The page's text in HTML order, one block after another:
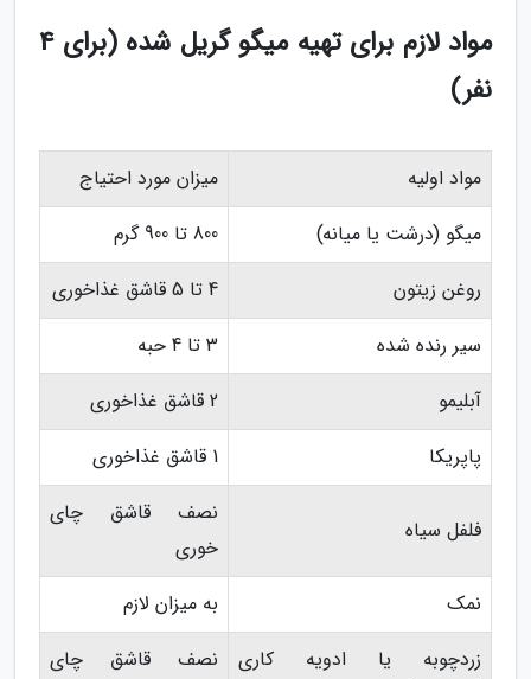
مواد لازم برای تهیه میگو گریل شده (برای 4
نفر)
مواد اولیه
میزان مورد احتیاج
میگو (درشت یا میانه)
800 تا 900 گرم
روغن زیتون
4 تا 5 قاشق غذاخوری
سیر رنده شده
3 تا 4 حبه
آبلیمو
2 قاشق غذاخوری
پاپریکا
1 قاشق غذاخوری
فلفل سیاه
نصف قاشق چای
خوری
نمک
به میزان لازم
زردچوبه یا ادویه کاری
نصف قاشق چای